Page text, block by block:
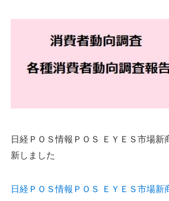
日経ＰＯＳ情報ＰＯＳ ＥＹＥＳ市場新
新しました
日経ＰＯＳ情報ＰＯＳ ＥＹＥＳ市場新